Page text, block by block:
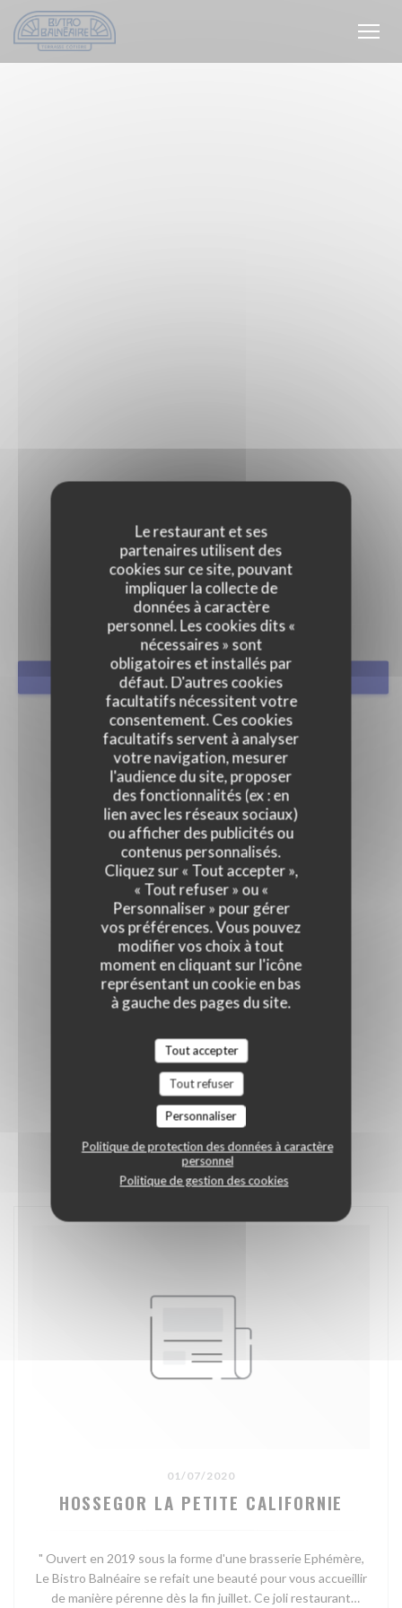
Personnalisation de vos choix en matière de cookies
Le restaurant et ses
partenaires utilisent des
cookies sur ce site, pouvant
impliquer la collecte de
données à caractère
personnel. Les cookies dits «
nécessaires » sont
obligatoires et installés par
défaut. D'autres cookies
facultatifs nécessitent votre
consentement. Ces cookies
facultatifs servent à analyser
votre navigation, mesurer
l'audience du site, proposer
des fonctionnalités (ex : en
lien avec les réseaux sociaux)
ou afficher des publicités ou
contenus personnalisés.
Cliquez sur « Tout accepter »,
« Tout refuser » ou «
Personnaliser » pour gérer
vos préférences. Vous pouvez
modifier vos choix à tout
moment en cliquant sur l'icône
représentant un cookie en bas
à gauche des pages du site.
Tout accepter
Tout refuser
Personnaliser
Politique de protection des données à caractère
personnel
Politique de gestion des cookies
PRESSE
RÉSERVER
01/07/2020
HOSSEGOR LA PETITE CALIFORNIE
" Ouvert en 2019 sous la forme d'une brasserie Ephémère,
Le Bistro Balnéaire se refait une beauté pour vous accueillir
de manière pérenne dès la fin juillet. Ce joli restaurant